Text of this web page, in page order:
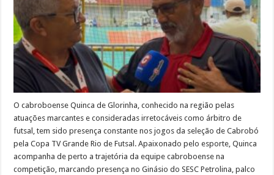
O cabroboense Quinca de Glorinha, conhecido na região pelas
atuações marcantes e consideradas irretocáveis como árbitro de
futsal, tem sido presença constante nos jogos da seleção de Cabrobó
pela Copa TV Grande Rio de Futsal. Apaixonado pelo esporte, Quinca
acompanha de perto a trajetória da equipe cabroboense na
competição, marcando presença no Ginásio do SESC Petrolina, palco